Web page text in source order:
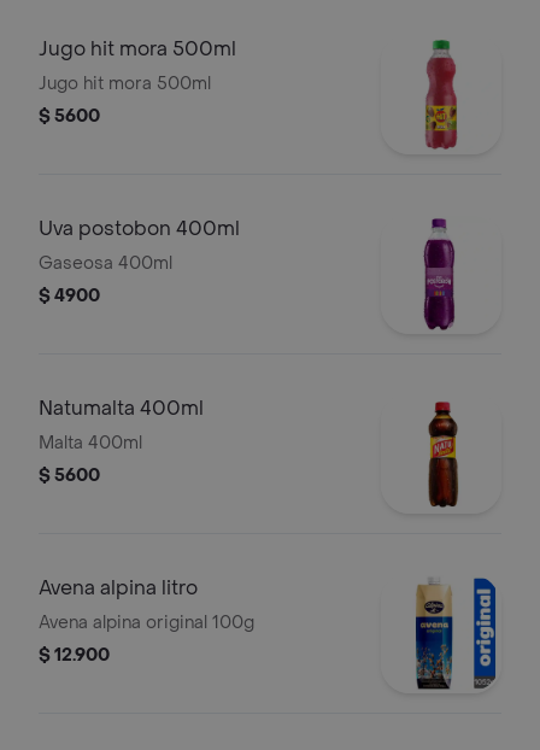
Jugo hit mora 500ml
Jugo hit mora 500ml
$ 5600
Uva postobon 400ml
Gaseosa 400ml
$ 4900
Natumalta 400ml
Malta 400ml
$ 5600
Avena alpina litro
Avena alpina original 100g
$ 12.900